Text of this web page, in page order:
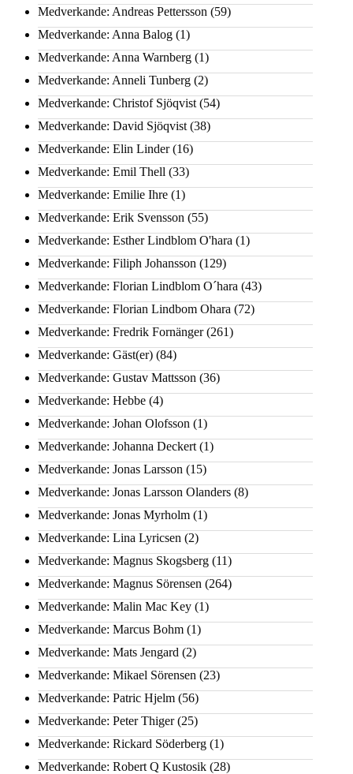
Medverkande: Andreas Pettersson (59)
Medverkande: Anna Balog (1)
Medverkande: Anna Warnberg (1)
Medverkande: Anneli Tunberg (2)
Medverkande: Christof Sjöqvist (54)
Medverkande: David Sjöqvist (38)
Medverkande: Elin Linder(16)
Medverkande: Emil Thell (33)
Medverkande: Emilie Ihre (1)
Medverkande: Erik Svensson (55)
Medverkande: Esther Lindblom O'hara (1)
Medverkande: Filiph Johansson (129)
Medverkande: Florian Lindblom O´hara (43)
Medverkande: Florian Lindbom Ohara (72)
Medverkande: Fredrik Fornänger(261)
Medverkande: Gäst(er) (84)
Medverkande: Gustav Mattsson (36)
Medverkande: Hebbe (4)
Medverkande: Johan Olofsson (1)
Medverkande: Johanna Deckert (1)
Medverkande: Jonas Larsson (15)
Medverkande: Jonas Larsson Olanders (8)
Medverkande: Jonas Myrholm (1)
Medverkande: Lina Lyricsen (2)
Medverkande: Magnus Skogsberg (11)
Medverkande: Magnus Sörensen (264)
Medverkande: Malin Mac Key (1)
Medverkande: Marcus Bohm (1)
Medverkande: Mats Jengard (2)
Medverkande: Mikael Sörensen (23)
Medverkande: Patric Hjelm (56)
Medverkande: Peter Thiger(25)
Medverkande: Rickard Söderberg (1)
Medverkande: Robert Q Kustosik (28)